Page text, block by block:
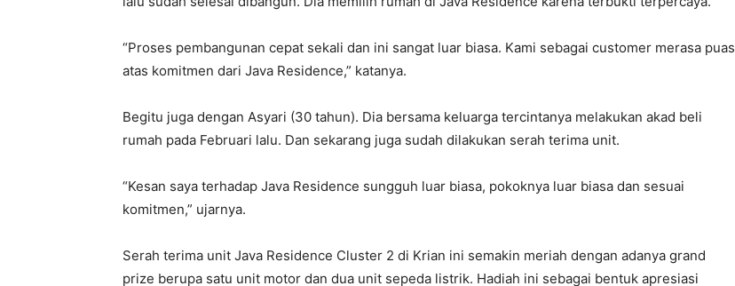
“Proses pembangunan cepat sekali dan ini sangat luar biasa. Kami sebagai customer merasa puas
atas komitmen dari Java Residence,” katanya.
Begitu juga dengan Asyari (30 tahun). Dia bersama keluarga tercintanya melakukan akad beli
rumah pada Februari lalu. Dan sekarang juga sudah dilakukan serah terima unit.
“Kesan saya terhadap Java Residence sungguh luar biasa, pokoknya luar biasa dan sesuai
komitmen,” ujarnya.
Serah terima unit Java Residence Cluster 2 di Krian ini semakin meriah dengan adanya grand
prize berupa satu unit motor dan dua unit sepeda listrik. Hadiah ini sebagai bentuk apresiasi